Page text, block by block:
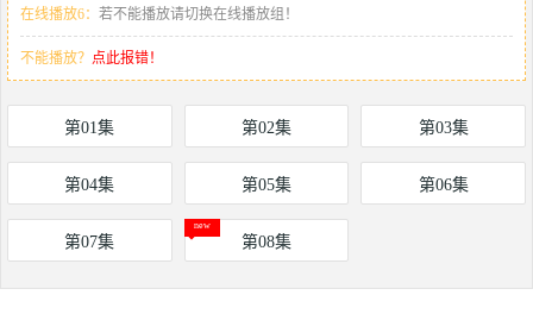
在线播放6： 若不能播放请切换在线播放组！
不能播放？ 点此报错！
第01集 第02集 第03集
第04集 第05集 第06集
第07集 第08集